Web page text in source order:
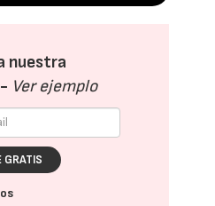
nuestra
Ver ejemplo
GRATIS